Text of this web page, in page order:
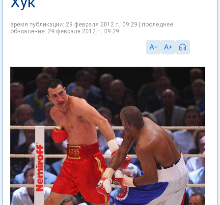
время публикации: 29 февраля 2012 г., 09:29 | последнее
обновление: 29 февраля 2012 г., 09:29